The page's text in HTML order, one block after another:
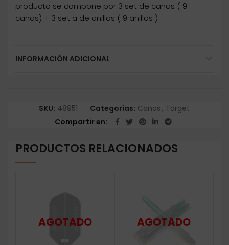
producto se compone por 3 set de cañas ( 9
cañas) + 3 set a de anillas ( 9 anillas )
INFORMACIÓN ADICIONAL
SKU: 48951 Categorías: Cañas, Target
Compartir en
PRODUCTOS RELACIONADOS